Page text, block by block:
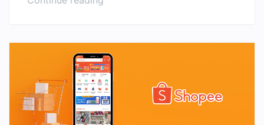
Online
yang
Laris
Setiap
Hari”